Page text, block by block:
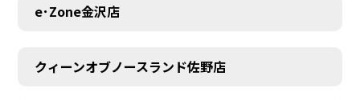
e･Zone金沢店
クィーンオブノースランド佐野店